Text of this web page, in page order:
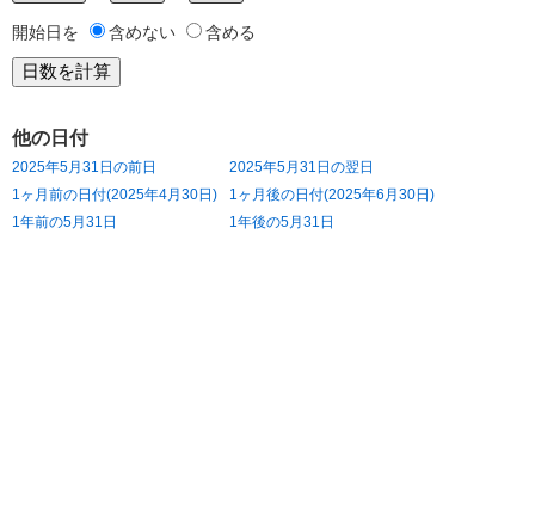
開始日を 含めない 含める
他の日付
2025年5月31日の前日
2025年5月31日の翌日
1ヶ月前の日付(2025年4月30日)
1ヶ月後の日付(2025年6月30日)
1年前の5月31日
1年後の5月31日